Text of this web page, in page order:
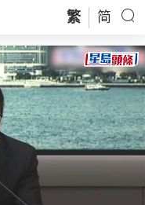
繁 简